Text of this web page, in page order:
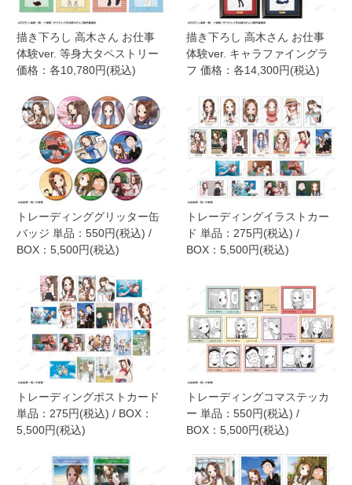
描き下ろし 高木さん お仕事
体験ver. 等身大タペストリー
価格：各10,780円(税込)
描き下ろし 高木さん お仕事
体験ver. キャラファイングラ
フ 価格：各14,300円(税込)
トレーディンググリッター缶
バッジ 単品：550円(税込) /
BOX：5,500円(税込)
トレーディングイラストカー
ド 単品：275円(税込) /
BOX：5,500円(税込)
トレーディングポストカード
単品：275円(税込) / BOX：
5,500円(税込)
トレーディングコマステッカ
ー 単品：550円(税込) /
BOX：5,500円(税込)